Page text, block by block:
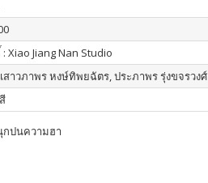
Xiao Jiang Nan Studio
สาวภาพร หงษ์ทิพยฉัตร, ประภาพร รุ่งขจรวงศ์
กปนความฮา